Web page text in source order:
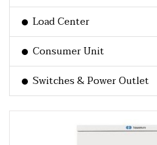
Load Center
Consumer Unit
Switches & Power Outlet